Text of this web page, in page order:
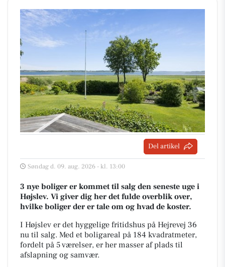
Del artikel
Søndag d. 09. aug. 2026 - kl. 13:00
3 nye boliger er kommet til salg den seneste uge i
Højslev. Vi giver dig her det fulde overblik over,
hvilke boliger der er tale om og hvad de koster.
I Højslev er det hyggelige fritidshus på Hejrevej 36
nu til salg. Med et boligareal på 184 kvadratmeter,
fordelt på 5 værelser, er her masser af plads til
afslapning og samvær.